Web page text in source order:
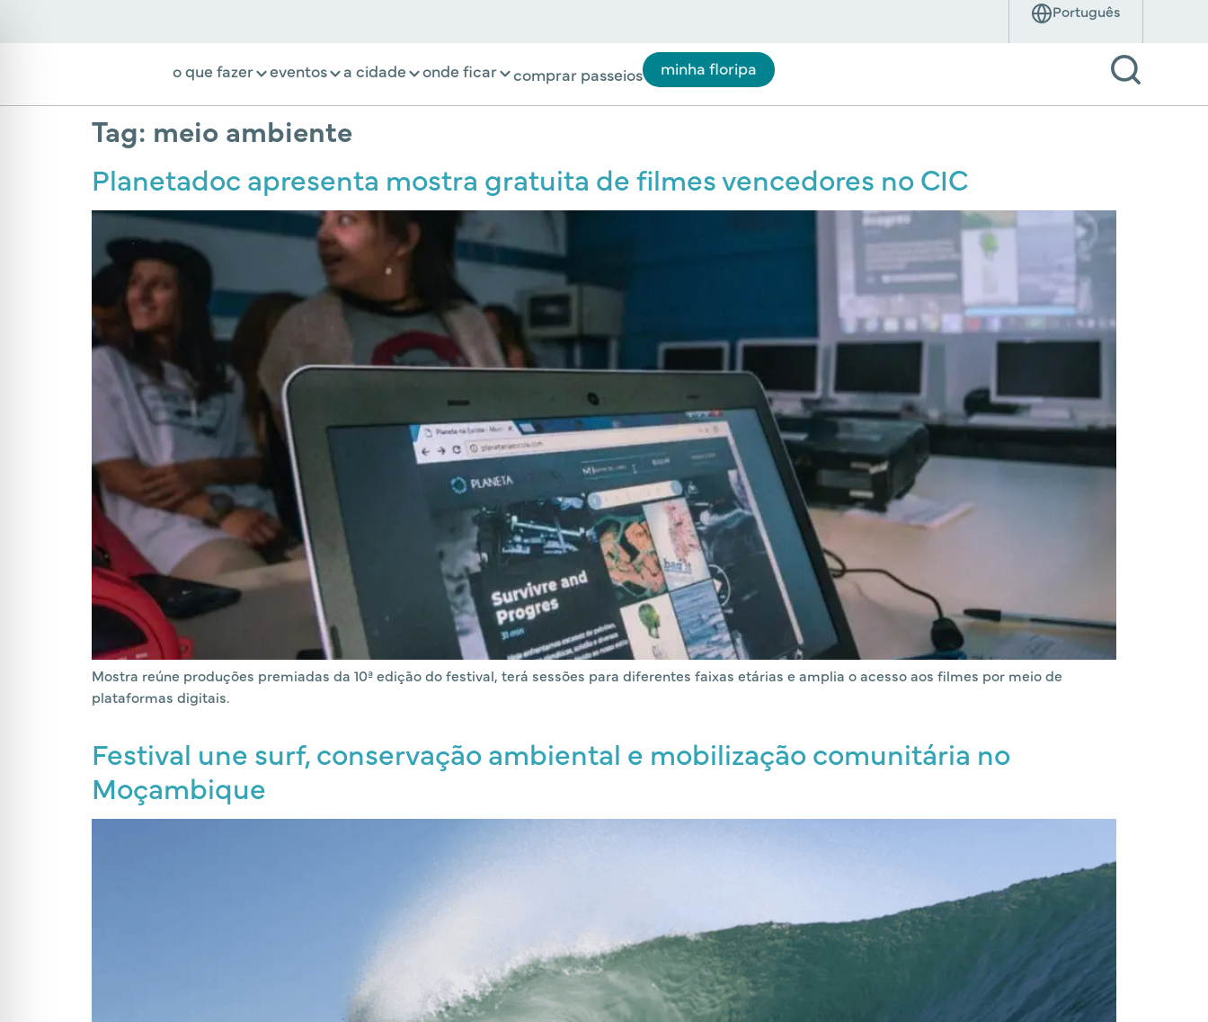
o que fazer eventos a cidade onde ficar comprar passeios minha floripa
Tag: meio ambiente
Planetadoc apresenta mostra gratuita de filmes vencedores no CIC
Mostra reúne produções premiadas da 10ª edição do festival, terá sessões para diferentes faixas etárias e amplia o acesso aos filmes por meio de
plataformas digitais.
Festival une surf, conservação ambiental e mobilização comunitária no
Moçambique